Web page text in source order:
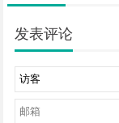
发表评论